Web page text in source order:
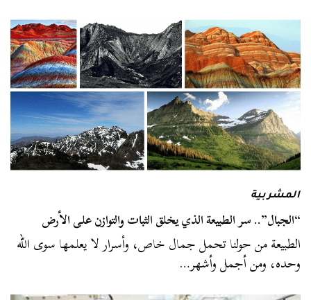
المشربية
“الجبال”.. سر الطبيعة الذي يخلق الثبات والتوازن على الأرض
الطبيعة من حولنا تحمل جمال خاص، وأسرار لا يعلمها سوى الله
وحده، ومن أجمل وأشهر…